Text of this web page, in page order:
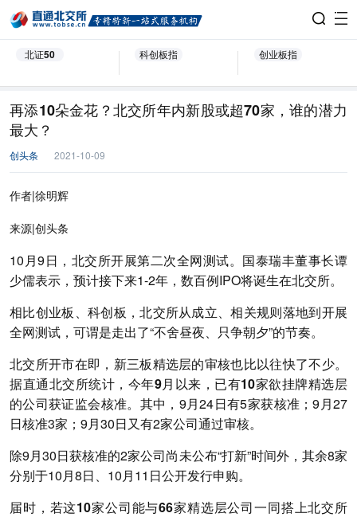
北证50 科创板指 创业板指
再添10朵金花？北交所年内新股或超70家，谁的潜力
最大？
创头条 2021-10-09
作者|徐明辉
来源|创头条
10月9日，北交所开展第二次全网测试。国泰瑞丰董事长谭
少儒表示，预计接下来1-2年，数百例IPO将诞生在北交所。
相比创业板、科创板，北交所从成立、相关规则落地到开展
全网测试，可谓是走出了“不舍昼夜、只争朝夕”的节奏。
北交所开市在即，新三板精选层的审核也比以往快了不少。
据直通北交所统计，今年9月以来，已有10家欲挂牌精选层
的公司获证监会核准。 其中，9月24日有5家获核准；9月27
日核准3家；9月30日又有2家公司通过审核。
除9月30日获核准的2家公司尚未公布“打新”时间外，其余8家
分别于10月8日、10月11日公开发行申购。
届时， 若这10家公司能与66家精选层公司一同搭上北交所